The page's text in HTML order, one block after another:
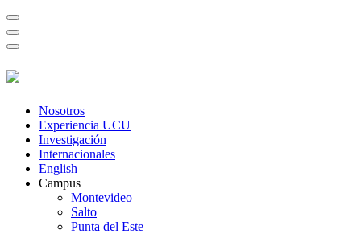
Nosotros
Experiencia UCU
Investigación
Internacionales
English
Campus
Montevideo
Salto
Punta del Este